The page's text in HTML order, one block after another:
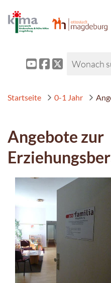
Startseite 0-1 Jahr
Angebote zur